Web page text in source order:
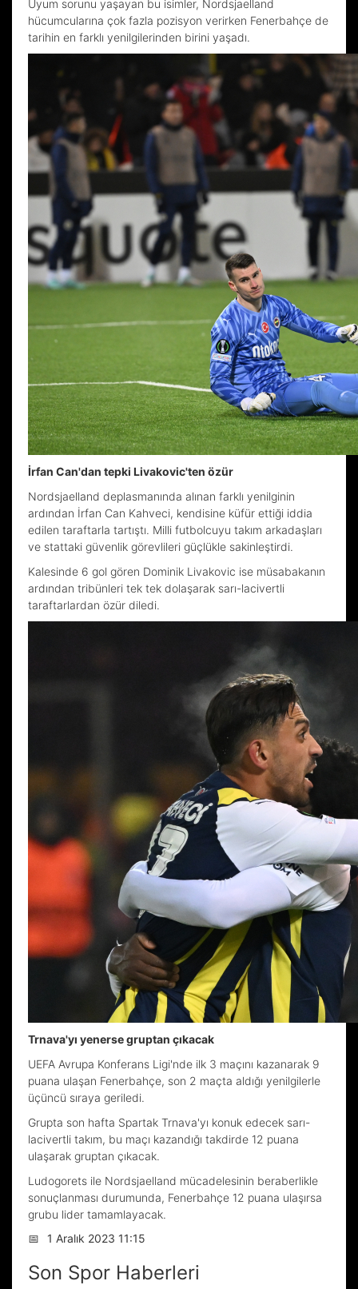
Uyum sorunu yaşayan bu isimler, Nordsjaelland
hücumcularına çok fazla pozisyon verirken Fenerbahçe de
tarihin en farklı yenilgilerinden birini yaşadı.
İrfan Can'dan tepki Livakovic'ten özür
Nordsjaelland deplasmanında alınan farklı yenilginin
ardından İrfan Can Kahveci, kendisine küfür ettiği iddia
edilen taraftarla tartıştı. Milli futbolcuyu takım arkadaşları
ve stattaki güvenlik görevlileri güçlükle sakinleştirdi.
Kalesinde 6 gol gören Dominik Livakovic ise müsabakanın
ardından tribünleri tek tek dolaşarak sarı-lacivertli
taraftarlardan özür diledi.
Trnava'yı yenerse gruptan çıkacak
UEFA Avrupa Konferans Ligi'nde ilk 3 maçını kazanarak 9
puana ulaşan Fenerbahçe, son 2 maçta aldığı yenilgilerle
üçüncü sıraya geriledi.
Grupta son hafta Spartak Trnava'yı konuk edecek sarı-
lacivertli takım, bu maçı kazandığı takdirde 12 puana
ulaşarak gruptan çıkacak.
Ludogorets ile Nordsjaelland mücadelesinin beraberlikle
sonuçlanması durumunda, Fenerbahçe 12 puana ulaşırsa
grubu lider tamamlayacak.
📅
1 Aralık 2023 11:15
Son Spor Haberleri